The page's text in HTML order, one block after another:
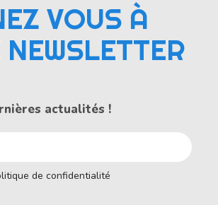
VOUS À
actualités !
de confidentialité